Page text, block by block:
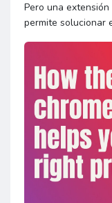
Pero una
permite solucionar